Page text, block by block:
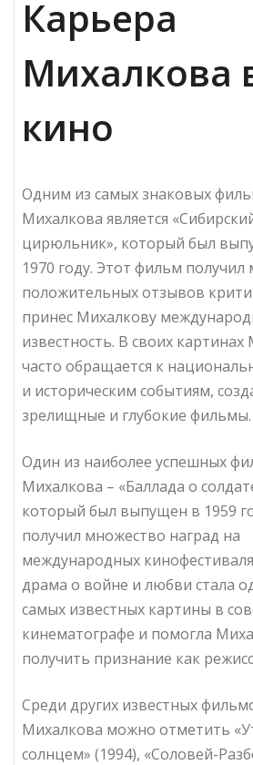
Карьера
Михалкова
кино
Одним из самых знаковых
Михалкова является
цирюльник», который был
1970 году. Этот фильм
положительных отзывов
принес Михалкову
известность. В своих
часто обращается к
и историческим событиям,
зрелищные и глубокие фильмы.
Один из наиболее успешных
Михалкова – «Баллада о
который был выпущен в 1959
получил множество наград на
международных
драма о войне и любви стала
самых известных картины в
кинематографе и помогла
получить признание как
Среди других известных
Михалкова можно отметить
солнцем» (1994), «Соловей-